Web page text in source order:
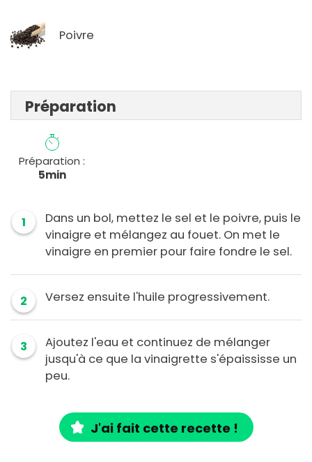
Poivre
Préparation
Préparation :
5min
1
Dans un bol, mettez le sel et le poivre, puis le
vinaigre et mélangez au fouet. On met le
vinaigre en premier pour faire fondre le sel.
2 Versez ensuite l'huile progressivement.
3
Ajoutez l'eau et continuez de mélanger
jusqu'à ce que la vinaigrette s'épaississe un
peu.
J'ai fait cette recette !